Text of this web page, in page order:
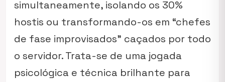
simultaneamente, isolando os 30%
hostis ou transformando-os em “chefes
de fase improvisados” caçados por todo
o servidor. Trata-se de uma jogada
psicológica e técnica brilhante para